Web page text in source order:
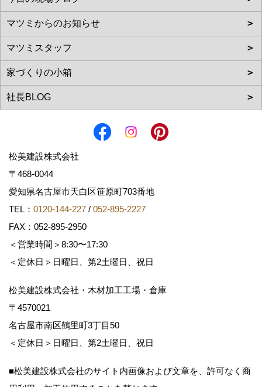
松美建設株式会社
〒468-0044
愛知県名古屋市天白区笹原町703番地
TEL： 0120-144-227 / 052-895-2227
FAX：052-895-2950
＜営業時間＞8:30〜17:30
＜定休日＞日曜日、第2土曜日、祝日
松美建設株式会社・木材加工工場・倉庫
〒4570021
名古屋市南区鶴里町3丁目50
＜定休日＞日曜日、第2土曜日、祝日
■松美建設株式会社のサイト内画像および文章を、許可なく商